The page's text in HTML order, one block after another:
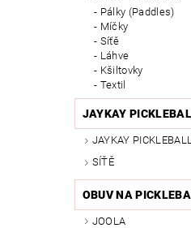
Pálky (Paddles)
Míčky
Síťě
Láhve
Kšiltovky
Textil
JAYKAY
JAYKAY
SÍŤĚ
OBUV NA
JOOLA